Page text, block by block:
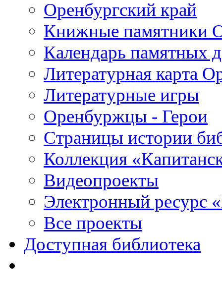
Оренбургский край
Книжные памятники
Календарь памятных
Литературная карта
Литературные игры
Оренбуржцы - Герои
Страницы истории
Коллекция
Видеопроекты
Электронный ресурс
Все проекты
Доступная библиотека